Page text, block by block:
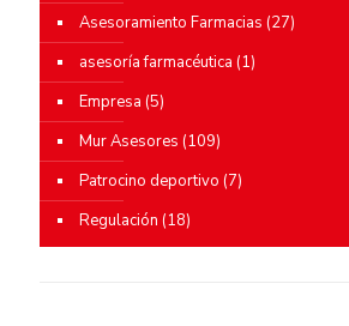
Asesoramiento Farmacias (27)
asesoría farmacéutica (1)
Empresa (5)
Mur Asesores (109)
Patrocino deportivo (7)
Regulación (18)